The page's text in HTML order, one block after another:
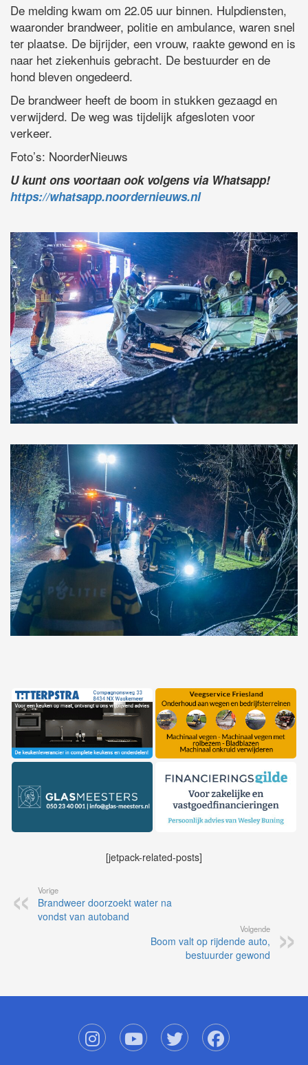
De melding kwam om 22.05 uur binnen. Hulpdiensten,
waaronder brandweer, politie en ambulance, waren snel
ter plaatse. De bijrijder, een vrouw, raakte gewond en is
naar het ziekenhuis gebracht. De bestuurder en de
hond bleven ongedeerd.
De brandweer heeft de boom in stukken gezaagd en
verwijderd. De weg was tijdelijk afgesloten voor
verkeer.
Foto’s: NoorderNieuws
U kunt ons voortaan ook volgens via Whatsapp!
https://whatsapp.noordernieuws.nl
[jetpack-related-posts]
Vorige
Brandweer doorzoekt water na
vondst van autoband
Volgende
Boom valt op rijdende auto,
bestuurder gewond